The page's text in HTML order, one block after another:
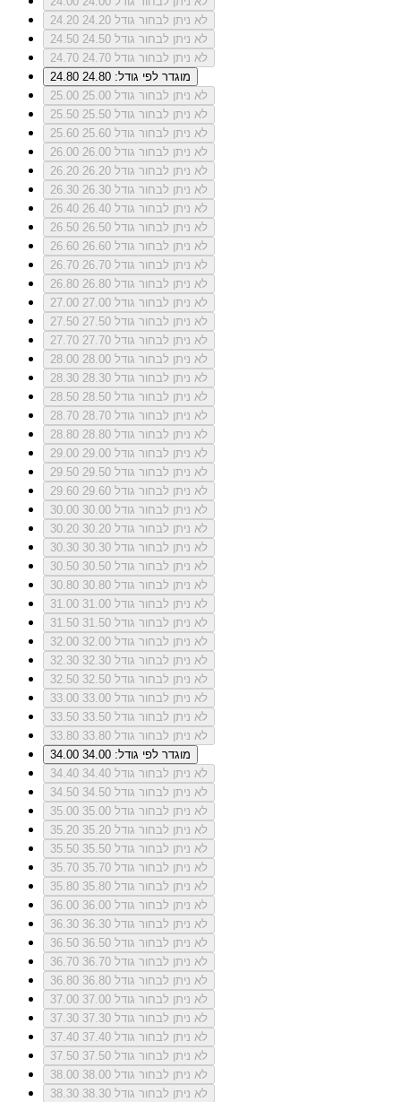
24.20
לא ניתן לבחור גודל 24.20
24.50
לא ניתן לבחור גודל 24.50
24.70
לא ניתן לבחור גודל 24.70
24.80
מוגדר לפי גודל: 24.80
25.00
לא ניתן לבחור גודל 25.00
25.50
לא ניתן לבחור גודל 25.50
25.60
לא ניתן לבחור גודל 25.60
26.00
לא ניתן לבחור גודל 26.00
26.20
לא ניתן לבחור גודל 26.20
26.30
לא ניתן לבחור גודל 26.30
26.40
לא ניתן לבחור גודל 26.40
26.50
לא ניתן לבחור גודל 26.50
26.60
לא ניתן לבחור גודל 26.60
26.70
לא ניתן לבחור גודל 26.70
26.80
לא ניתן לבחור גודל 26.80
27.00
לא ניתן לבחור גודל 27.00
27.50
לא ניתן לבחור גודל 27.50
27.70
לא ניתן לבחור גודל 27.70
28.00
לא ניתן לבחור גודל 28.00
28.30
לא ניתן לבחור גודל 28.30
28.50
לא ניתן לבחור גודל 28.50
28.70
לא ניתן לבחור גודל 28.70
28.80
לא ניתן לבחור גודל 28.80
29.00
לא ניתן לבחור גודל 29.00
29.50
לא ניתן לבחור גודל 29.50
29.60
לא ניתן לבחור גודל 29.60
30.00
לא ניתן לבחור גודל 30.00
30.20
לא ניתן לבחור גודל 30.20
30.30
לא ניתן לבחור גודל 30.30
30.50
לא ניתן לבחור גודל 30.50
30.80
לא ניתן לבחור גודל 30.80
31.00
לא ניתן לבחור גודל 31.00
31.50
לא ניתן לבחור גודל 31.50
32.00
לא ניתן לבחור גודל 32.00
32.30
לא ניתן לבחור גודל 32.30
32.50
לא ניתן לבחור גודל 32.50
33.00
לא ניתן לבחור גודל 33.00
33.50
לא ניתן לבחור גודל 33.50
33.80
לא ניתן לבחור גודל 33.80
34.00
מוגדר לפי גודל: 34.00
34.40
לא ניתן לבחור גודל 34.40
34.50
לא ניתן לבחור גודל 34.50
35.00
לא ניתן לבחור גודל 35.00
35.20
לא ניתן לבחור גודל 35.20
35.50
לא ניתן לבחור גודל 35.50
35.70
לא ניתן לבחור גודל 35.70
35.80
לא ניתן לבחור גודל 35.80
36.00
לא ניתן לבחור גודל 36.00
36.30
לא ניתן לבחור גודל 36.30
36.50
לא ניתן לבחור גודל 36.50
36.70
לא ניתן לבחור גודל 36.70
36.80
לא ניתן לבחור גודל 36.80
37.00
לא ניתן לבחור גודל 37.00
37.30
לא ניתן לבחור גודל 37.30
37.40
לא ניתן לבחור גודל 37.40
37.50
לא ניתן לבחור גודל 37.50
38.00
לא ניתן לבחור גודל 38.00
38.30
לא ניתן לבחור גודל 38.30